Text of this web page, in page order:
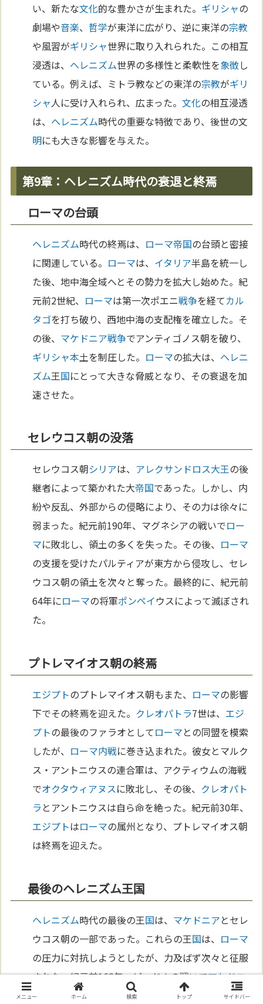
い、新たな文化的な豊かさが生まれた。 ギリシャの
劇場や音楽、 哲学が東洋に広がり、逆に東洋の宗教
や風習がギリシャ世界に取り入れられた。この相互
浸透は、 ヘレニズム世界の多様性と柔軟性を象徴し
ている。例えば、ミトラ教などの東洋の宗教がギリ
シャ人に受け入れられ、広まった。文化の相互浸透
は、 ヘレニズム時代の重要な特徴であり、後世の文
明にも大きな影響を与えた。
第9章：ヘレニズム時代の衰退と終焉
ローマの台頭
ヘレニズム時代の終焉は、 ローマ帝国の台頭と密接
に関連している。 ローマは、 イタリア半島を統一し
た後、地中海全域へとその勢力を拡大し始めた。紀
元前2世紀、 ローマは第一次ポエニ戦争を経てカル
タゴを打ち破り、西地中海の支配権を確立した。そ
の後、 マケドニア戦争でアンティゴノス朝を破り、
ギリシャ本土を制圧した。 ローマの拡大は、 ヘレニ
ズム王国にとって大きな脅威となり、その衰退を加
速させた。
セレウコス朝の没落
セレウコス朝シリアは、 アレクサンドロス大王の後
継者によって築かれた大帝国であった。しかし、内
紛や反乱、外部からの侵略により、その力は徐々に
弱まった。紀元前190年、マグネシアの戦いでロー
マに敗北し、領土の多くを失った。その後、 ローマ
の支援を受けたパルティアが東方から侵攻し、セレ
ウコス朝の領土を次々と奪った。最終的に、紀元前
64年にローマの将軍ポンペイウスによって滅ぼされ
た。
プトレマイオス朝の終焉
エジプトのプトレマイオス朝もまた、 ローマの影響
下でその終焉を迎えた。 クレオパトラ7世は、 エジ
プトの最後のファラオとしてローマとの同盟を模索
したが、 ローマ内戦に巻き込まれた。彼女とマルク
ス・アントニウスの連合軍は、アクティウムの海戦
でオクタウィアヌスに敗北し、その後、 クレオパト
ラ とアントニウスは自ら命を絶った。紀元前30年、
エジプトはローマの属州となり、プトレマイオス朝
は終焉を迎えた。
最後のヘレニズム王国
ヘレニズム時代の最後の王国は、 マケドニアとセレ
ウコス朝の一部であった。これらの王国は、 ローマ
の圧力に対抗しようとしたが、力及ばず次々と征服
された。紀元前168年、ピュドナの戦いでマケドニ
ア
ペルセウス ローマに敗北し、マケドニアはロ
メニュー ホーム 検索 トップ サイドバー